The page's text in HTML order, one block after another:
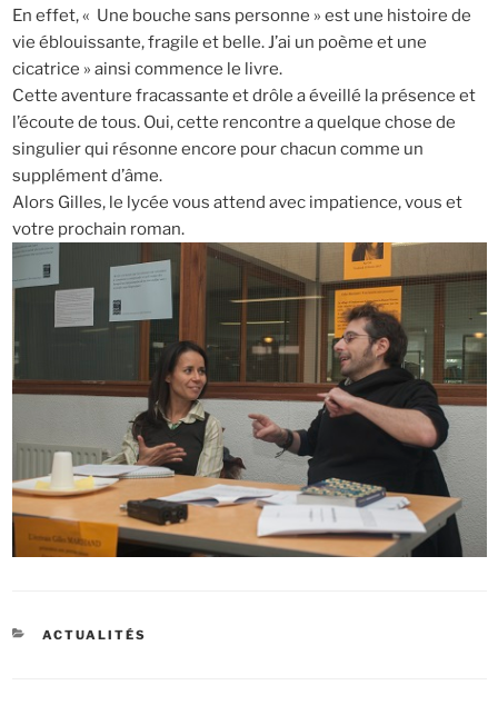
En effet, « Une bouche sans personne » est une histoire de
vie éblouissante, fragile et belle. J’ai un poème et une
cicatrice » ainsi commence le livre.
Cette aventure fracassante et drôle a éveillé la présence et
l’écoute de tous. Oui, cette rencontre a quelque chose de
singulier qui résonne encore pour chacun comme un
supplément d’âme.
Alors Gilles, le lycée vous attend avec impatience, vous et
votre prochain roman.
CATÉGORIES
ACTUALITÉS